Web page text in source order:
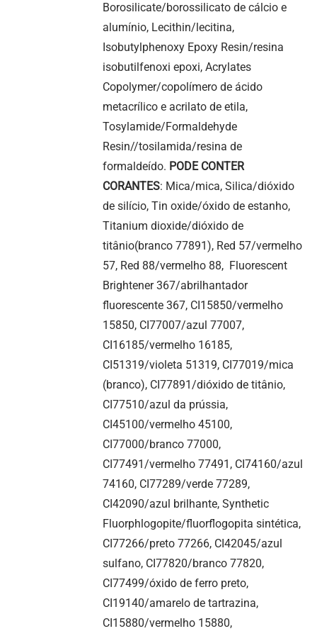
Borosilicate/borossilicato de cálcio e
alumínio, Lecithin/lecitina,
Isobutylphenoxy Epoxy Resin/resina
isobutilfenoxi epoxi, Acrylates
Copolymer/copolímero de ácido
metacrílico e acrilato de etila,
Tosylamide/Formaldehyde
Resin//tosilamida/resina de
formaldeído. PODE CONTER
CORANTES: Mica/mica, Silica/dióxido
de silício, Tin oxide/óxido de estanho,
Titanium dioxide/dióxido de
titânio(branco 77891), Red 57/vermelho
57, Red 88/vermelho 88, Fluorescent
Brightener 367/abrilhantador
fluorescente 367, CI15850/vermelho
15850, CI77007/azul 77007,
CI16185/vermelho 16185,
CI51319/violeta 51319, CI77019/mica
(branco), CI77891/dióxido de titânio,
CI77510/azul da prússia,
CI45100/vermelho 45100,
CI77000/branco 77000,
CI77491/vermelho 77491, CI74160/azul
74160, CI77289/verde 77289,
CI42090/azul brilhante, Synthetic
Fluorphlogopite/fluorflogopita sintética,
CI77266/preto 77266, CI42045/azul
sulfano, CI77820/branco 77820,
CI77499/óxido de ferro preto,
CI19140/amarelo de tartrazina,
CI15880/vermelho 15880,